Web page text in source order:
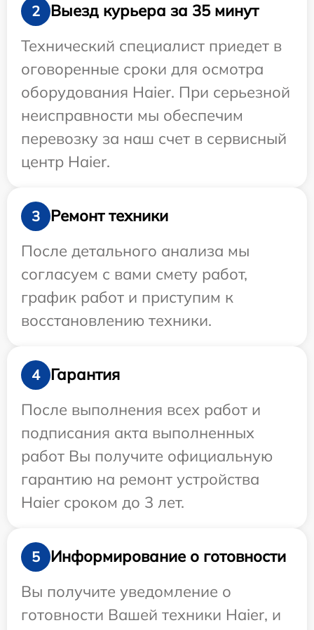
2
Выезд курьера за 35 минут
Технический специалист приедет в
оговоренные сроки для осмотра
оборудования Haier. При серьезной
неисправности мы обеспечим
перевозку за наш счет в сервисный
центр Haier.
3
Ремонт техники
После детального анализа мы
согласуем с вами смету работ,
график работ и приступим к
восстановлению техники.
4
Гарантия
После выполнения всех работ и
подписания акта выполненных
работ Вы получите официальную
гарантию на ремонт устройства
Haier сроком до 3 лет.
5
Информирование о готовности
Вы получите уведомление о
готовности Вашей техники Haier, и